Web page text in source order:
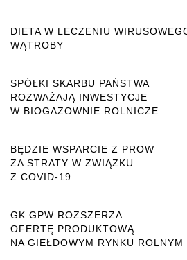
DIETA W LECZENIU
WĄTROBY
SPÓŁKI SKARBU PAŃSTWA
ROZWAŻAJĄ INWESTYCJE
W BIOGAZOWNIE ROLNICZE
BĘDZIE WSPARCIE Z PROW
ZA STRATY W ZWIĄZKU
Z COVID-19
GK GPW ROZSZERZA
OFERTĘ PRODUKTOWĄ
NA GIEŁDOWYM RYNKU ROLNYM